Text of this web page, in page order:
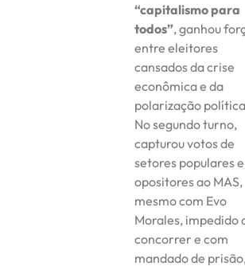
“capitalismo para
todos”, ganhou
entre eleitores
cansados da crise
econômica e da
polarização
No segundo turno,
capturou votos de
setores populares
opositores ao MAS,
mesmo com Evo
Morales, impedido
concorrer e com
mandado de prisão,